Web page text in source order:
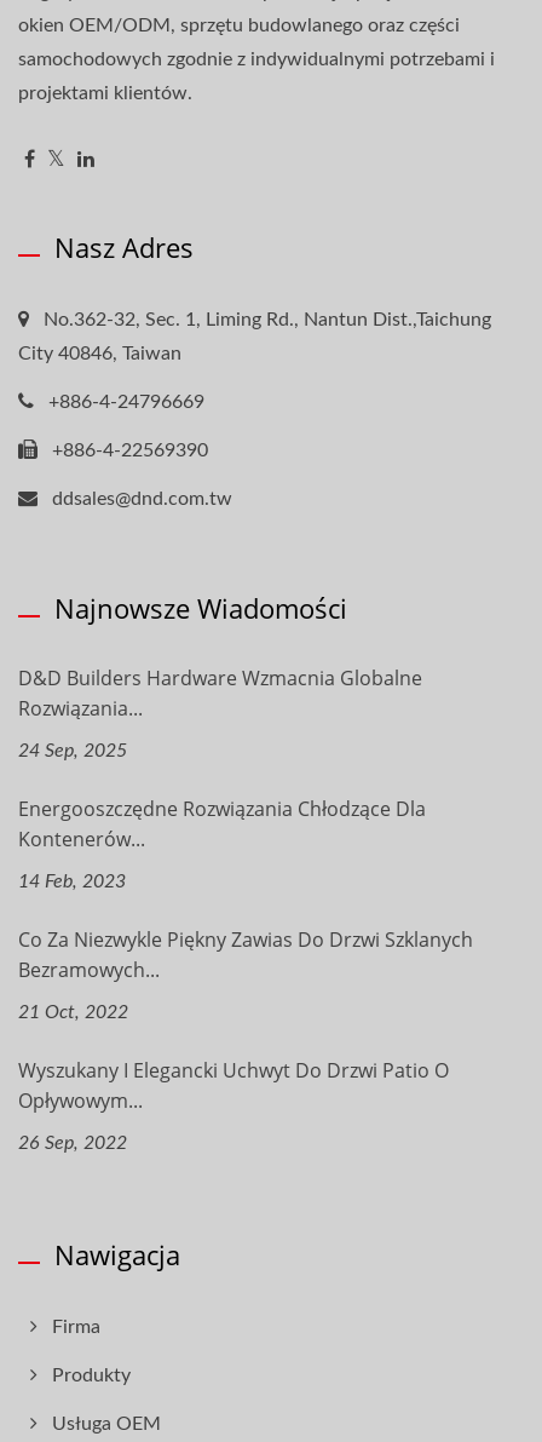
okien OEM/ODM, sprzętu budowlanego oraz części
samochodowych zgodnie z indywidualnymi potrzebami i
projektami klientów.
Nasz Adres
No.362-32, Sec. 1, Liming Rd., Nantun Dist.,Taichung
City 40846, Taiwan
+886-4-24796669
+886-4-22569390
ddsales@dnd.com.tw
Najnowsze Wiadomości
D&D Builders Hardware Wzmacnia Globalne
Rozwiązania...
24 Sep, 2025
Energooszczędne Rozwiązania Chłodzące Dla
Kontenerów...
14 Feb, 2023
Co Za Niezwykle Piękny Zawias Do Drzwi Szklanych
Bezramowych...
21 Oct, 2022
Wyszukany I Elegancki Uchwyt Do Drzwi Patio O
Opływowym...
26 Sep, 2022
Nawigacja
Firma
Produkty
Usługa OEM